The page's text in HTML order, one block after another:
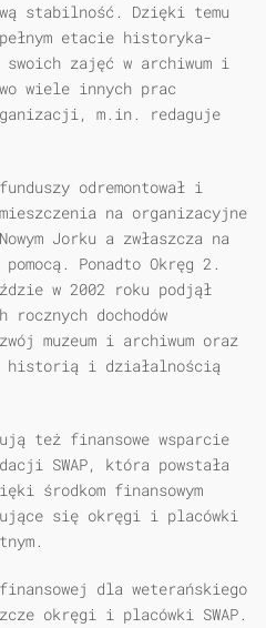
stabilność. Dzięki temu
etacie historyka-
zajęć w archiwum i
wiele innych prac
m.in. redaguje
odremontował i
na organizacyjne
Jorku a zwłaszcza na
Ponadto Okręg 2.
w 2002 roku podjął
rocznych dochodów
muzeum i archiwum oraz
historią i działalnością
też finansowe wsparcie
SWAP, która powstała
środkom finansowym
się okręgi i placówki
finansowej dla weterańskiego
okręgi i placówki SWAP.